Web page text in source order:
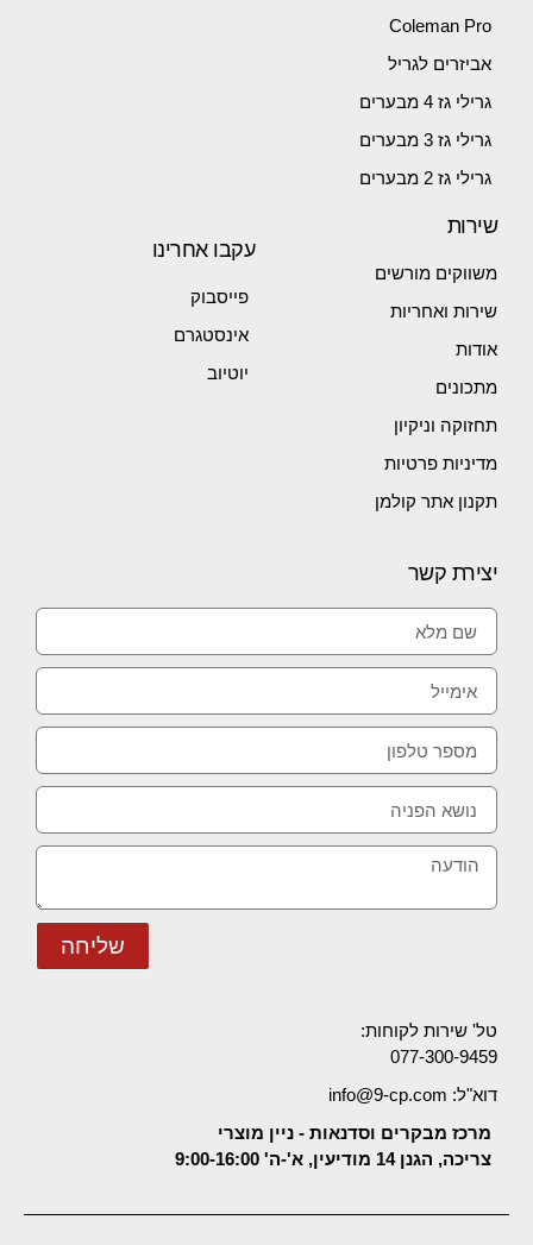
Coleman Pro
אביזרים לגריל
גרילי גז 4 מבערים
גרילי גז 3 מבערים
גרילי גז 2 מבערים
שירות
משווקים מורשים
שירות ואחריות
אודות
מתכונים
תחזוקה וניקיון
מדיניות פרטיות
תקנון אתר קולמן
עקבו אחרינו
פייסבוק
אינסטגרם
יוטיוב
יצירת קשר
שליחה
טל' שירות לקוחות:
077-300-9459
דוא"ל: info@9-cp.com
מרכז מבקרים וסדנאות - ניין מוצרי
צריכה, הגנן 14 מודיעין, א'-ה' 9:00-16:00